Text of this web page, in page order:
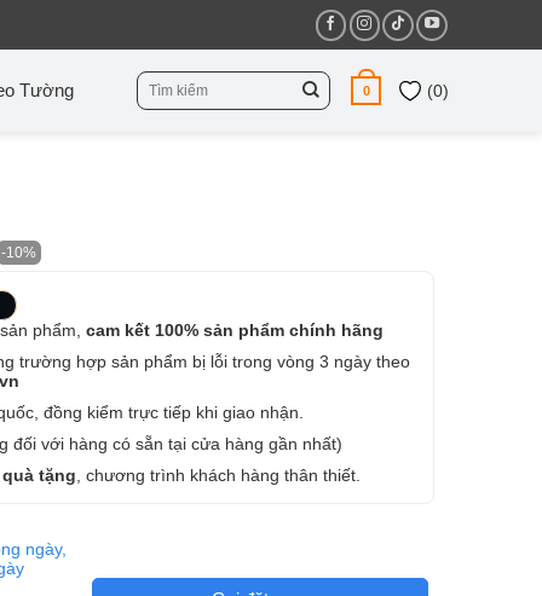
Tường
Tìm
kiếm:
0 (0)
-10%
phẩm, cam kết 100% sản phẩm chính hãng
trường hợp sản phẩm bị lỗi trong vòng 3 ngày theo
đồng kiểm trực tiếp khi giao nhận.
đối với hàng có sẵn tại cửa hàng gần nhất)
tặng , chương trình khách hàng thân thiết.
ngày,